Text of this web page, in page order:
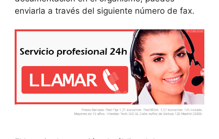
enviarla a través del siguiente número de fax.